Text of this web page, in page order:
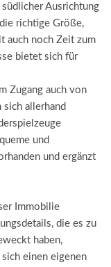
Ausrichtung
richtige Größe,
auch noch Zeit zum
bietet sich für
Zugang auch von
allerhand
und
und ergänzt
Immobilie
die es zu
haben,
einen eigenen